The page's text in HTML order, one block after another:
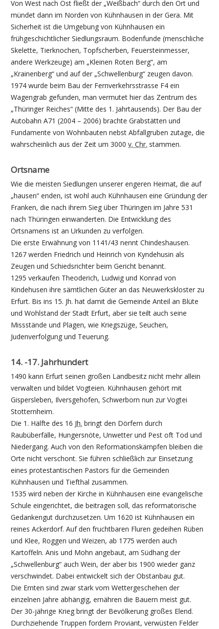
Von West nach Ost fließt der „Weißbach“ durch den Ort und
mündet dann im Norden von Kühnhausen in der Gera. Mit
Sicherheit ist die Umgebung von Kühnhausen ein
frühgeschichtlicher Siedlungsraum. Bodenfunde (menschliche
Skelette, Tierknochen, Topfscherben, Feuersteinmesser,
andere Werkzeuge) am „Kleinen Roten Berg“, am
„Krainenberg“ und auf der „Schwellenburg“ zeugen davon.
1974 wurde beim Bau der Fernverkehrsstrasse F4 ein
Wagengrab gefunden, man vermutet hier das Zentrum des
„Thüringer Reiches“ (Mitte des 1. Jahrtausends). Der Bau der
Autobahn A71 (2004 – 2006) brachte Grabstätten und
Fundamente von Wohnbauten nebst Abfallgruben zutage, die
wahrscheinlich aus der Zeit um 3000v. Chr. stammen.
Ortsname
Wie die meisten Siedlungen unserer engeren Heimat, die auf
„hausen“ enden, ist wohl auch Kühnhausen eine Gründung der
Franken, die nach ihrem Sieg über Thüringen im Jahre 531
nach Thüringen einwanderten. Die Entwicklung des
Ortsnamens ist an Urkunden zu verfolgen.
Die erste Erwähnung von 1141/43 nennt Chindeshausen.
1267 werden Friedrich und Heinrich von Kyndehusin als
Zeugen und Schiedsrichter beim Gericht benannt.
1295 verkaufen Theoderich, Ludwig und Konrad von
Kindehusen ihre sämtlichen Güter an das Neuwerkskloster zu
Erfurt. Bis ins 15. Jh. hat damit die Gemeinde Anteil an Blüte
und Wohlstand der Stadt Erfurt, aber sie teilt auch seine
Missstände und Plagen, wie Kriegszüge, Seuchen,
Judenverfolgung und Teuerung.
14. -17. Jahrhundert
1490 kann Erfurt seinen großen Landbesitz nicht mehr allein
verwalten und bildet Vogteien. Kühnhausen gehört mit
Gispersleben, Ilversgehofen, Schwerborn nun zur Vogtei
Stotternheim.
Die 1. Hälfte des 16 Jh. bringt den Dörfern durch
Raubüberfälle, Hungersnöte, Unwetter und Pest oft Tod und
Niedergang. Auch von den Reformationskämpfen bleiben die
Orte nicht verschont. Sie führen schließlich zur Einsetzung
eines protestantischen Pastors für die Gemeinden
Kühnhausen und Tiefthal zusammen.
1535 wird neben der Kirche in Kühnhausen eine evangelische
Schule eingerichtet, die beitragen soll, das reformatorische
Gedankengut durchzusetzen. Um 1620 ist Kühnhausen ein
reines Ackerdorf. Auf den fruchtbaren Fluren gedeihen Rüben
und Klee, Roggen und Weizen, ab 1775 werden auch
Kartoffeln. Anis und Mohn angebaut, am Südhang der
„Schwellenburg“ auch Wein, der aber bis 1900 wieder ganz
verschwindet. Dabei entwickelt sich der Obstanbau gut.
Die Ernten sind zwar stark vom Wettergeschehen der
einzelnen Jahre abhängig, ernähren die Bauern meist gut.
Der 30-jährige Krieg bringt der Bevölkerung großes Elend.
Durchziehende Truppen fordern Proviant, verwüsten Felder